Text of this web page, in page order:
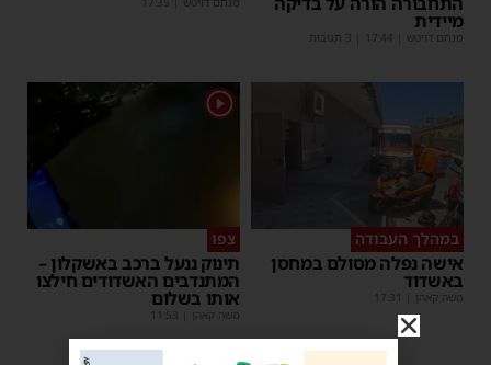
מיידית
מנחם דויטש |
17:44 | 3 תגובות
במהלך העבודה
אישה נפלה מסולם במחסן
באשדוד
משה קאהן |
17:31
תינוק ננעל ברכב באשקלון –
המתנדבים האשדודים חילצו
אותו בשלום
משה קאהן |
11:53